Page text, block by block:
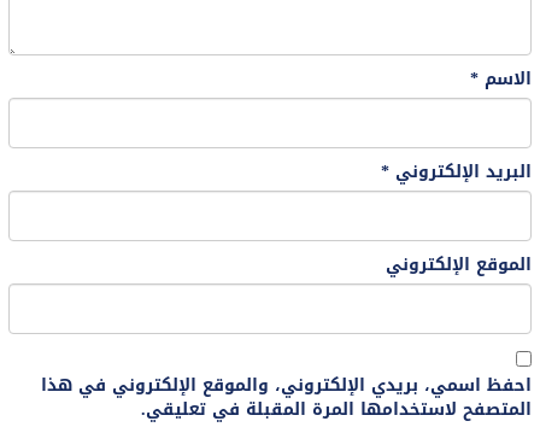
الاسم *
البريد الإلكتروني *
الموقع الإلكتروني
احفظ اسمي، بريدي الإلكتروني، والموقع الإلكتروني في هذا
المتصفح لاستخدامها المرة المقبلة في تعليقي.